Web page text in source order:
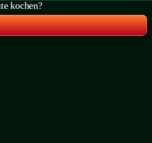
kochen?